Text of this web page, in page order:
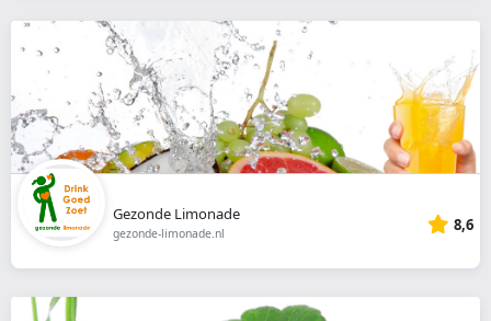
Gezonde Limonade
gezonde-limonade.nl 8,6